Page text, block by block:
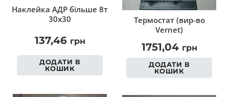
Наклейка АДР більше 8т
30х30
137,46 грн
ДОДАТИ В
КОШИК
Термостат (вир-во
Vernet)
1751,04 грн
ДОДАТИ В
КОШИК